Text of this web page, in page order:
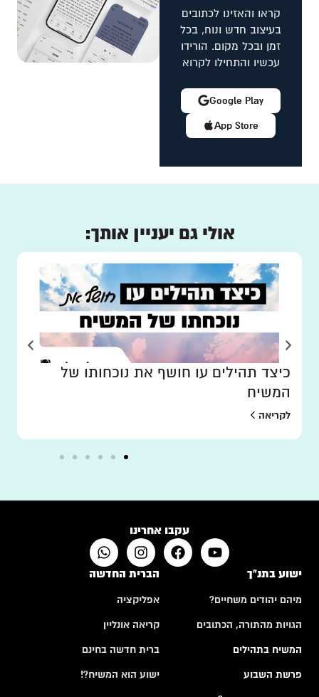
קראו והאזינו לכתובים
בעיצוב חדש ונוח, בכל
זמן ובכל מקום. הורידו
עכשיו והתחילו לקרוא
App Store
Google Play
אולי גם יעניין אותך:
כיצד תהילים עו חושף את נוכחותו של
המשיח
לקריאה
עקבו אחרינו
ישוע בתנ"ך
מיהם יהודים משחיים?
הגויות מהתורה, הכתובים
המשיח בתהילים
פרשת השבוע
הברית החדשה
אפליקציה
קריאה אונליין
ברית חדשה בחינם
ישוע הוא המשיח?!